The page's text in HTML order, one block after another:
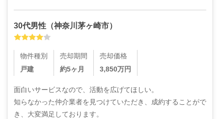
30代男性 （神奈川茅ヶ崎市）
物件種別
戸建
売却期間
約5ヶ月
売却価格
3,850万円
面白いサービスなので、活動を広げてほしい。
知らなかった仲介業者を見つけていただき、成約することがで
き、大変満足しております。